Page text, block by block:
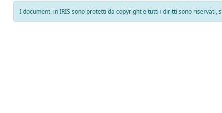
I documenti in IRIS sono protetti da copyright e tutti i diritti sono riservati,